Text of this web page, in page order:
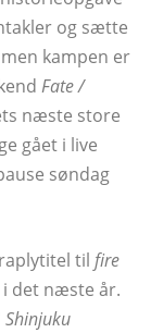
og sætte
kampen er
Fate /
næste store
gået i live
søndag
til fire
i det næste år.
Shinjuku